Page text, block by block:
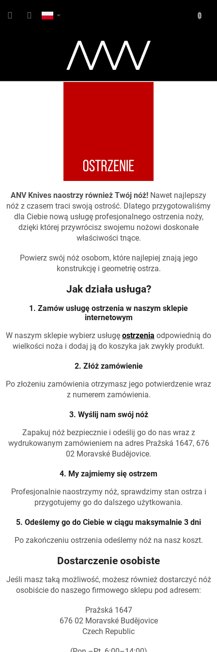
ANV Knives naostrzy również Twój nóż! Nawet najlepszy
nóż z czasem traci swoją ostrość. Dlatego przygotowaliśmy
dla Ciebie nową usługę profesjonalnego ostrzenia noży,
dzięki której przywrócisz swojemu nożowi doskonałe
właściwości tnące.
Powierz swój nóż osobom, które najlepiej znają jego
konstrukcję i geometrię ostrza.
Jak działa usługa?
1. Zamów usługę ostrzenia w naszym sklepie
internetowym
W naszym sklepie wybierz usługę ostrzenia odpowiednią do
wielkości noża i dodaj ją do koszyka jak zwykły produkt.
2. Złóż zamówienie
Po złożeniu zamówienia otrzymasz jego potwierdzenie wraz
z numerem zamówienia.
3. Wyślij nam swój nóż
Zapakuj nóż bezpiecznie i odeślij go do nas wraz z
wydrukowanym zamówieniem na adres Pražská 1647, 676
02 Moravské Budějovice.
4. My zajmiemy się ostrzem
Profesjonalnie naostrzymy nóż, sprawdzimy stan ostrza i
przygotujemy go do dalszego użytkowania.
5. Odeślemy go do Ciebie w ciągu maksymalnie 3 dni
Po zakończeniu ostrzenia odeślemy nóż na nasz koszt.
Dostarczenie osobiste
Jeśli masz taką możliwość, możesz również dostarczyć nóż
osobiście do naszego firmowego sklepu pod adresem:
Pražská 1647
676 02 Moravské Budějovice
Czech Republic